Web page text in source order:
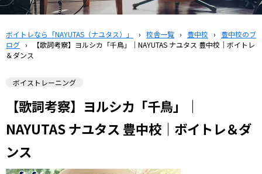
ボイトレなら「NAYUTAS（ナユタス）」 › 校舎一覧 › 豊中校 ›
豊中校のブ
ログ ›
【歌詞考察】ヨルシカ「千鳥」｜NAYUTAS ナユタス 豊中校｜ボイトレ
＆ダンス
ボイストレーニング
【歌詞考察】ヨルシカ「千鳥」｜
NAYUTAS ナユタス 豊中校｜ボイトレ＆ダ
ンス